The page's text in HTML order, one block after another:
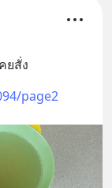
ยสั่ง
page2